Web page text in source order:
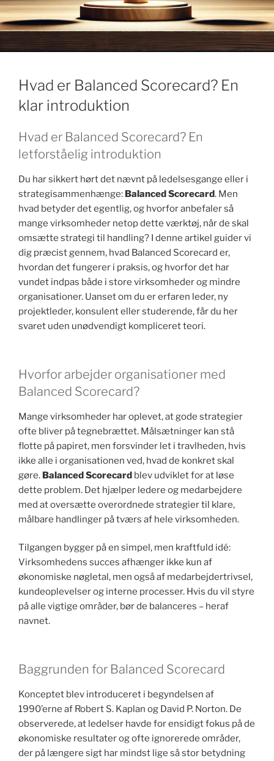
k
Hvad er Balanced Scorecard? En
klar introduktion
Hvad er Balanced Scorecard? En
letforståelig introduktion
Du har sikkert hørt det nævnt på ledelsesgange eller i
strategisammenhænge: Balanced Scorecard. Men
hvad betyder det egentlig, og hvorfor anbefaler så
mange virksomheder netop dette værktøj, når de skal
omsætte strategi til handling? I denne artikel guider vi
dig præcist gennem, hvad Balanced Scorecard er,
hvordan det fungerer i praksis, og hvorfor det har
vundet indpas både i store virksomheder og mindre
organisationer. Uanset om du er erfaren leder, ny
projektleder, konsulent eller studerende, får du her
svaret uden unødvendigt kompliceret teori.
Hvorfor arbejder organisationer med
Balanced Scorecard?
Mange virksomheder har oplevet, at gode strategier
ofte bliver på tegnebrættet. Målsætninger kan stå
flotte på papiret, men forsvinder let i travlheden, hvis
ikke alle i organisationen ved, hvad de konkret skal
gøre. Balanced Scorecard blev udviklet for at løse
dette problem. Det hjælper ledere og medarbejdere
med at oversætte overordnede strategier til klare,
målbare handlinger på tværs af hele virksomheden.
Tilgangen bygger på en simpel, men kraftfuld idé:
Virksomhedens succes afhænger ikke kun af
økonomiske nøgletal, men også af medarbejdertrivsel,
kundeoplevelser og interne processer. Hvis du vil styre
på alle vigtige områder, bør de balanceres – heraf
navnet.
Baggrunden for Balanced Scorecard
Konceptet blev introduceret i begyndelsen af
1990’erne af Robert S. Kaplan og David P. Norton. De
observerede, at ledelser havde for ensidigt fokus på de
økonomiske resultater og ofte ignorerede områder,
der på længere sigt har mindst lige så stor betydning